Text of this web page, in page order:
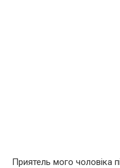
Приятель мого чоловіка